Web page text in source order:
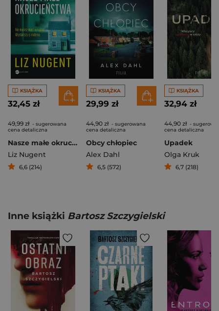
KSIĄŻKA
32,45 zł
49,99 zł - sugerowana
cena detaliczna
Nasze małe okrucieństwa
Liz Nugent
6,6 (214)
KSIĄŻKA
29,99 zł
44,90 zł - sugerowana
cena detaliczna
Obcy chłopiec
Alex Dahl
6,5 (572)
KSIĄŻKA
32,94 zł
44,90 zł -
cena detaliczna
Upadek
Olga Kruk
6,7 (218)
Inne książki Bartosz Szczygielski